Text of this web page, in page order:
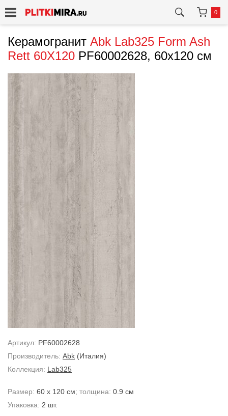
0
Керамогранит Abk Lab325 Form Ash
Rett 60X120 PF60002628, 60x120 см
Артикул: PF60002628
Производитель: Abk (Италия)
Коллекция: Lab325
Размер: 60 x 120 см; толщина: 0.9 см
Упаковка: 2 шт.